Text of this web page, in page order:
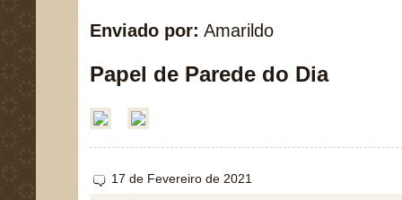
Enviado por: Amarildo
Papel de Parede do Dia
17 de Fevereiro de 2021